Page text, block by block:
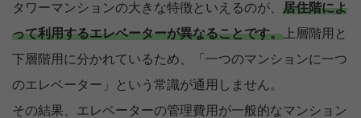
タワーマンションの大きな特徴といえるのが、 居住階によ
って利用するエレベーターが異なることです。 上層階用と
下層階用に分かれているため、「一つのマンションに一つ
のエレベーター」という常識が通用しません。
その結果、エレベーターの管理費用が一般的なマンション